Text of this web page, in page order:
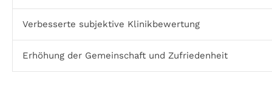
Verbesserte subjektive Klinikbewertung
Erhöhung der Gemeinschaft und Zufriedenheit